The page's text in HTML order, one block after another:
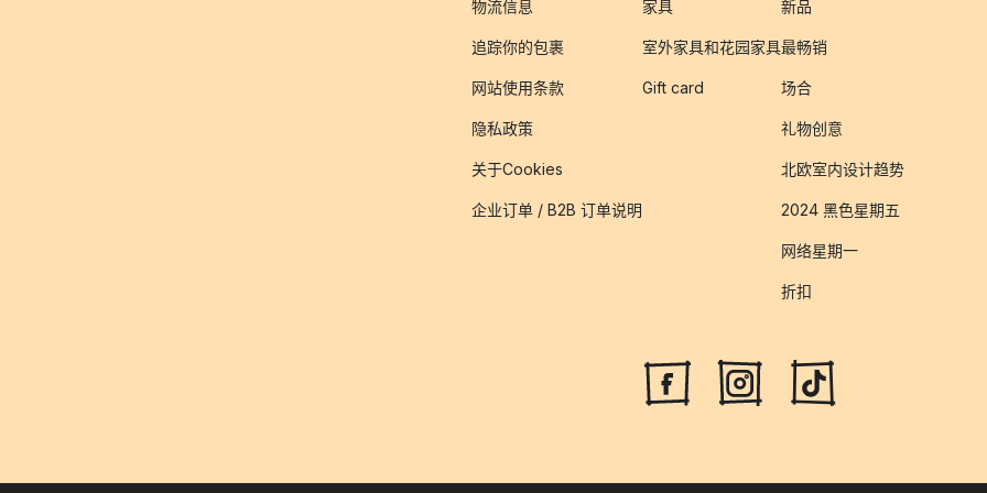
物流信息
追踪你的包裹
网站使用条款
隐私政策
关于Cookies
企业订单 / B2B 订单说明
家具
室外家具和花园家具
Gift card
新品
最畅销
场合
礼物创意
北欧室内设计趋势
2024 黑色星期五
网络星期一
折扣